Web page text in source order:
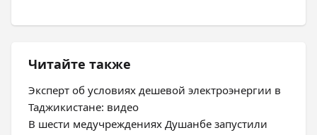
Читайте также
Эксперт об условиях дешевой электроэнергии в
Таджикистане: видео
В шести медучреждениях Душанбе запустили